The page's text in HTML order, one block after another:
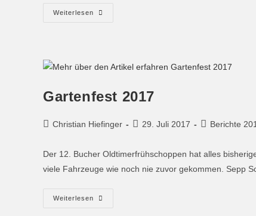
Weiterlesen
Gartenfest 2017
Christian Hiefinger 29. Juli 2017 Berichte
Der 12. Bucher Oldtimerfrühschoppen hat alles
viele Fahrzeuge wie noch nie zuvor gekommen. Sepp
Weiterlesen